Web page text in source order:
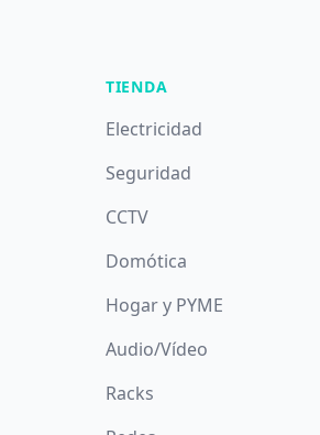
TIENDA
Electricidad
Seguridad
CCTV
Domótica
Hogar y PYME
Audio/Vídeo
Racks